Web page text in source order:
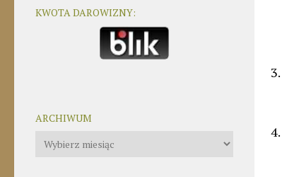
KWOTA DAROWIZNY:
ARCHIWUM
Archiwum